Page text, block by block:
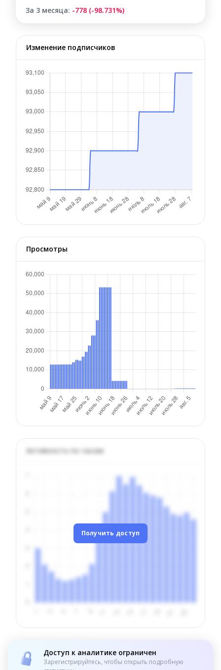
За 3 месяца: -778 (-98.731%)
Изменение подписчиков
Просмотры
Активность по часам
Получить доступ
Доступ к аналитике ограничен
Зарегистрируйтесь, чтобы открыть подробную